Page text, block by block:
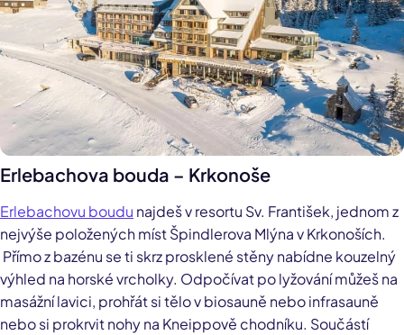
Erlebachova bouda – Krkonoše
Erlebachovu boudu najdeš v resortu Sv. František, jednom z
nejvýše položených míst Špindlerova Mlýna v Krkonoších.
Přímo z bazénu se ti skrz prosklené stěny nabídne kouzelný
výhled na horské vrcholky. Odpočívat po lyžování můžeš na
masážní lavici, prohřát si tělo v biosauně nebo infrasauně
nebo si prokrvit nohy na Kneippově chodníku. Součástí